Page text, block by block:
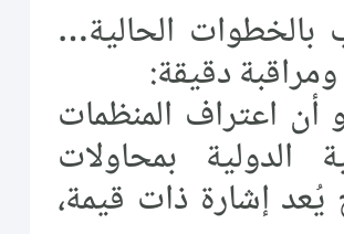
بالخطوات الحالية…
دقيقة:
أن اعتراف المنظمات
الدولية بمحاولات
يُعد إشارة ذات قيمة،